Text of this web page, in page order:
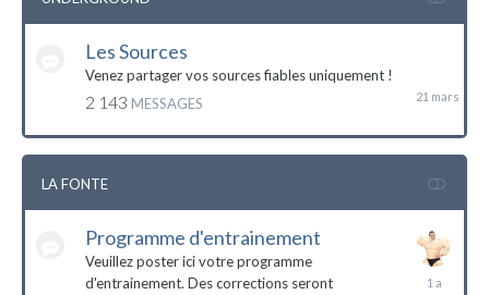
Les Sources
Venez partager vos sources fiables uniquement !
2 143 MESSAGES
LA FONTE
Programme d'entrainement
Veuillez poster ici votre programme
d'entrainement. Des corrections seront
20